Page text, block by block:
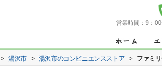
営業時間： 9：
> 湯沢市 > 湯沢市のコンビニエンスストア > ファミ